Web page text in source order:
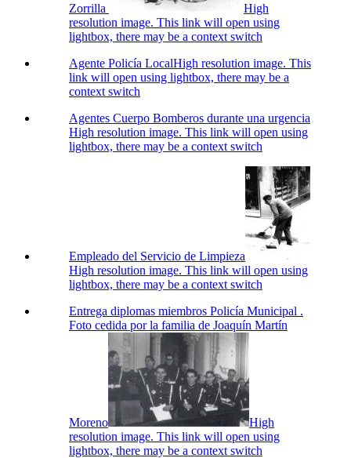
Zorrilla
High
resolution image. This link will open using
lightbox, there may be a context switch
Agente Policía LocalHigh resolution image. This
link will open using lightbox, there may be a
context switch
Agentes Cuerpo Bomberos durante una urgencia
High resolution image. This link will open using
lightbox, there may be a context switch
Empleado del Servicio de Limpieza
High resolution image. This link will open using
lightbox, there may be a context switch
Entrega diplomas miembros Policía Municipal .
Foto cedida por la familia de Joaquín Martín
Moreno
High
resolution image. This link will open using
lightbox, there may be a context switch